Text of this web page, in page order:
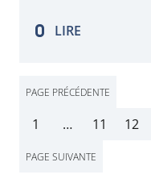
dans toutes les
des applications
même plus…
LIRE
PAGE PRÉCÉDENTE
1 … 11 12
PAGE SUIVANTE